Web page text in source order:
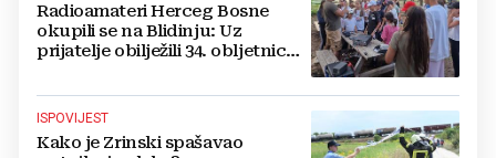
Radioamateri Herceg Bosne
okupili se na Blidinju: Uz
prijatelje obilježili 34. obljetnicu
ISPOVIJEST
Kako je Zrinski spašavao